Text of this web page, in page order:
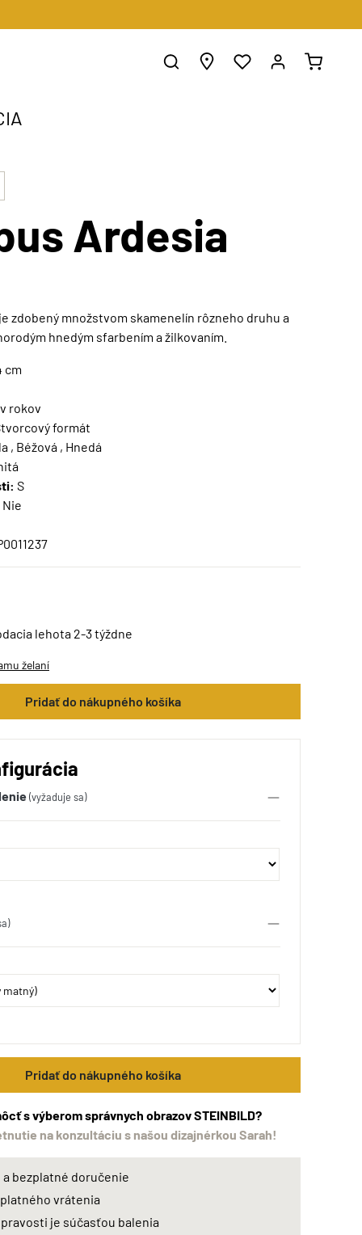
Ardesia
zdobený množstvom skamenelín rôzneho druhu a
hnedým sfarbením a žilkovaním.
cm
rokov
formát
, Béžová , Hnedá
S
Nie
lehota 2-3 týždne
želaní
Pridať do nákupného košíka
(vyžaduje sa)
Pridať do nákupného košíka
s výberom správnych obrazov STEINBILD?
na konzultáciu s našou dizajnérkou Sarah!
bezplatné doručenie
vrátenia
je súčasťou balenia